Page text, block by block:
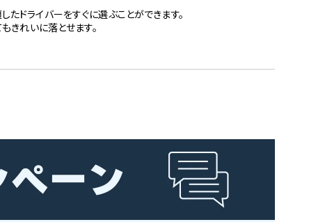
ドライバーをすぐに選ぶことができます。
きれいに落とせます。